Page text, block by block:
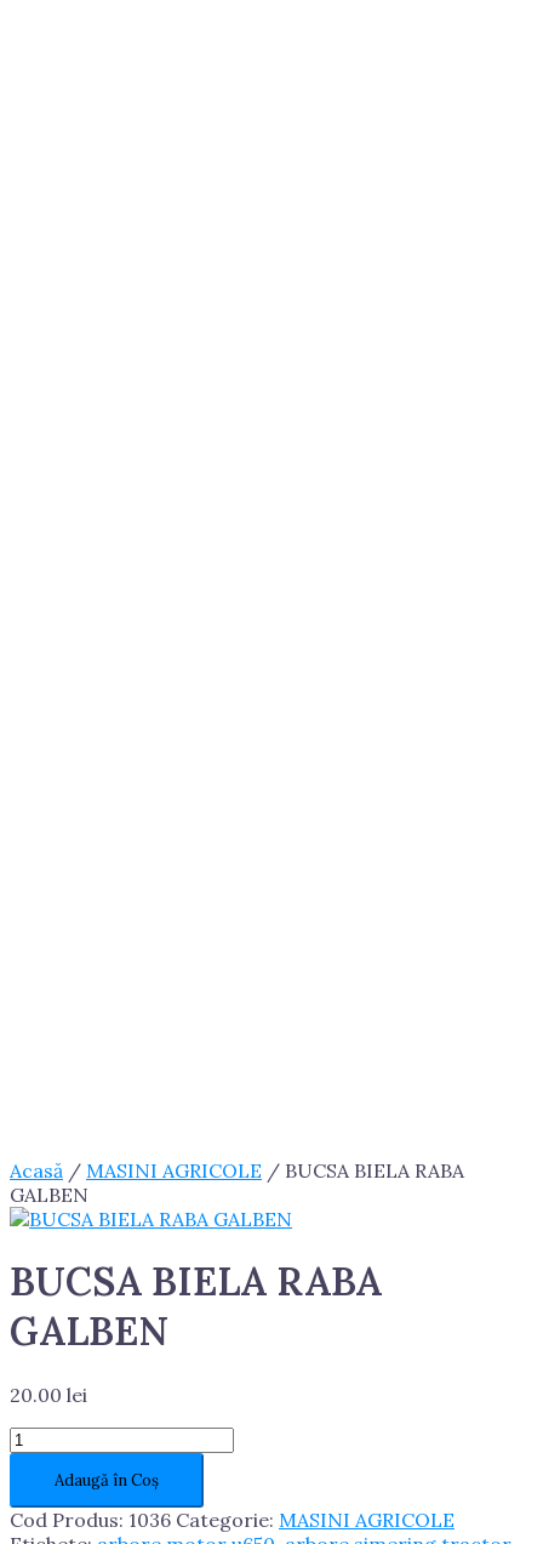
Acasă / MASINI AGRICOLE / BUCSA BIELA RABA
GALBEN
BUCSA BIELA RABA
GALBEN
20.00 lei
Cantitate
BUCSA
BIELA
RABA
GALBEN
Adaugă în Coș
Cod Produs: 1036 Categorie: MASINI AGRICOLE